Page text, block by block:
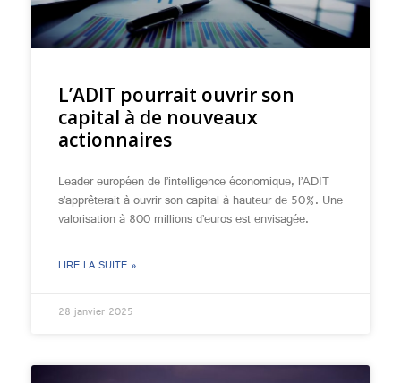
L’ADIT pourrait ouvrir son
capital à de nouveaux
actionnaires
Leader européen de l’intelligence économique, l’ADIT
s’apprêterait à ouvrir son capital à hauteur de 50%. Une
valorisation à 800 millions d’euros est envisagée.
LIRE LA SUITE »
28 janvier 2025